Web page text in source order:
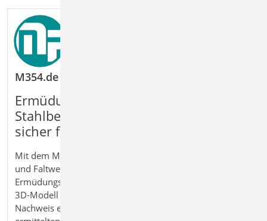
M354.de Ermüdungsnachweis für Platten und
Ermüdungsnachweise für
Stahlbetonbauteile im FE
sicher fü
Mit dem Modul M354.de Ermüdungsnachweis für Platten
und Faltwerke führen Sie vereinfachte
Ermüdungsnachweise für Stahlbetonbauteile im 2D‑ und
3D‑Modell nach Eurocode 2 direkt in MicroFe. Der
Nachweis erfolgt auf Grundlage der im Tragwerksmodell